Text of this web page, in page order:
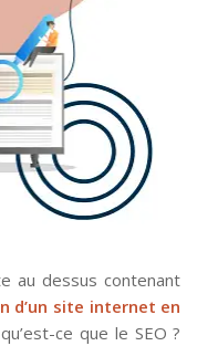
au dessus contenant
d’un site internet en
ce que le SEO ?